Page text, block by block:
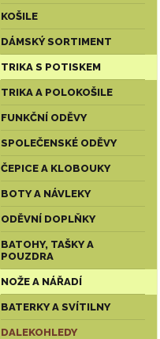
KOŠILE
DÁMSKÝ SORTIMENT
TRIKA S POTISKEM
TRIKA A POLOKOŠILE
FUNKČNÍ ODĚVY
SPOLEČENSKÉ ODĚVY
ČEPICE A KLOBOUKY
BOTY A NÁVLEKY
ODĚVNÍ DOPLŇKY
BATOHY, TAŠKY A
POUZDRA
NOŽE A NÁŘADÍ
BATERKY A SVÍTILNY
DALEKOHLEDY